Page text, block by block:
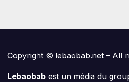
Copyright © lebaobab.net – All
Lebaobab est un média du